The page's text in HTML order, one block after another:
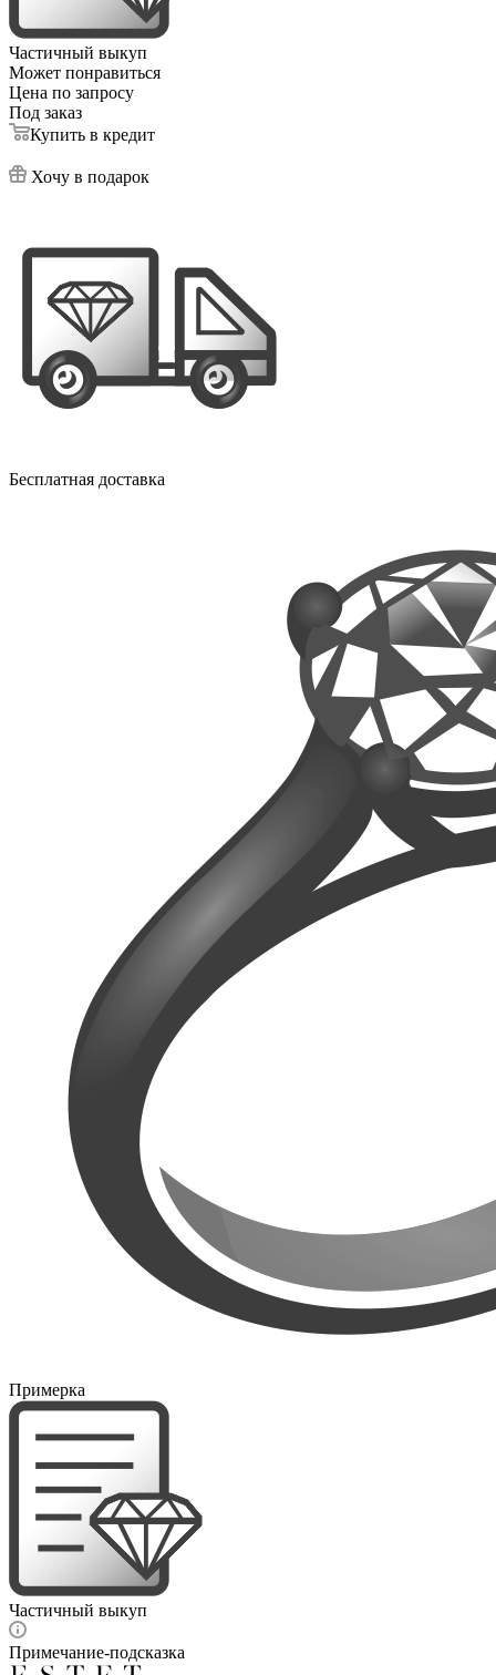
Частичный выкуп
Может понравиться
Цена по запросу
Под заказ
Купить в кредит
Хочу в подарок
Бесплатная доставка
Примерка
Частичный выкуп
Примечание-подсказка